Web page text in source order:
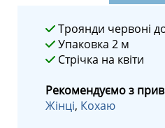
Троянди червоні
Упаковка 2 м
Стрічка на квіти
Рекомендуємо з
Жінці, Кохаю